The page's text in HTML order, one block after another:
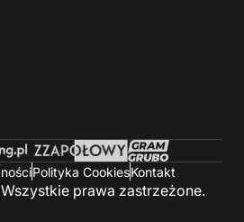
Polityka CookiesKontakt
prawa zastrzeżone.